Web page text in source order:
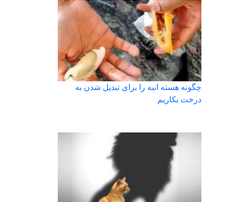
چگونه هسته انبه را برای تبدیل شدن به
درخت بکاریم